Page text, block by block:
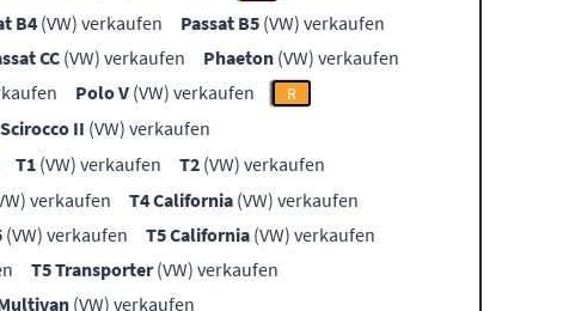
B4(VW) verkaufen Passat B5 (VW) verkaufen
CC(VW) verkaufen Phaeton (VW) verkaufen
Polo V (VW) verkaufen R
Scirocco II (VW) verkaufen
T1 (VW) verkaufen T2 (VW) verkaufen
verkaufen T4 California (VW) verkaufen
(VW) verkaufen T5 California (VW) verkaufen
T5 Transporter(VW) verkaufen
(VW) verkaufen